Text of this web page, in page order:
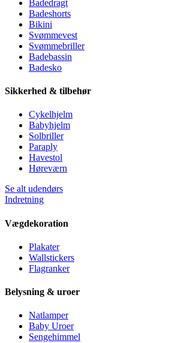
Badedragt
Badeshorts
Bikini
Svømmevest
Svømmebriller
Badebassin
Badesko
Sikkerhed & tilbehør
Cykelhjelm
Babyhjelm
Solbriller
Paraply
Havestol
Høreværn
Se alt udendørs
Indretning
Vægdekoration
Plakater
Wallstickers
Flagranker
Belysning & uroer
Natlamper
Baby Uroer
Sengehimmel